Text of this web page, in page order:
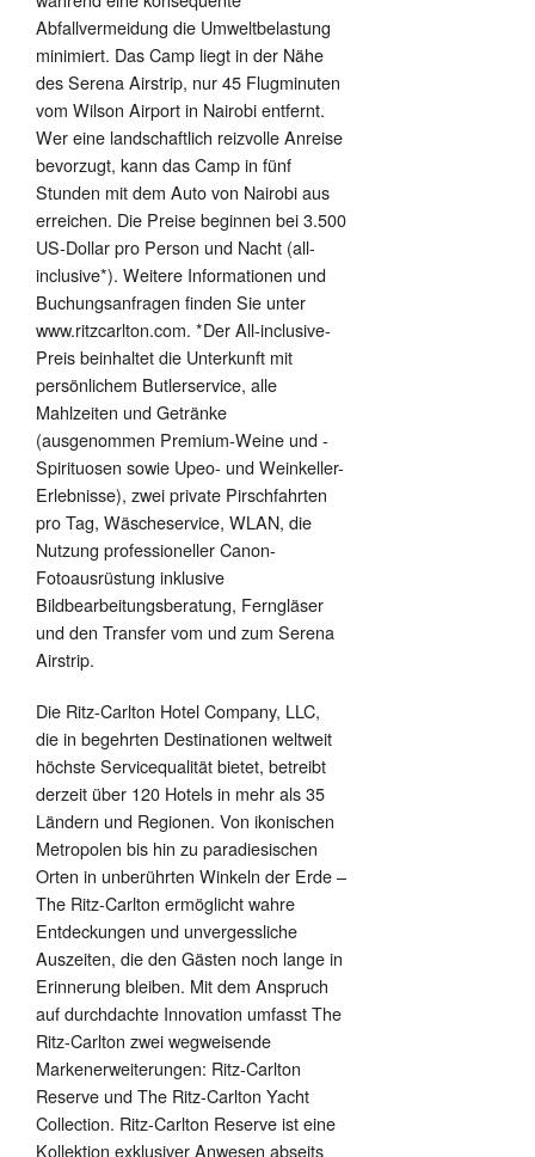
Abfallvermeidung die Umweltbelastung
minimiert. Das Camp liegt in der Nähe
des Serena Airstrip, nur 45 Flugminuten
vom Wilson Airport in Nairobi entfernt.
Wer eine landschaftlich reizvolle Anreise
bevorzugt, kann das Camp in fünf
Stunden mit dem Auto von Nairobi aus
erreichen. Die Preise beginnen bei 3.500
US-Dollar pro Person und Nacht (all-
inclusive*). Weitere Informationen und
Buchungsanfragen finden Sie unter
www.ritzcarlton.com. *Der All-inclusive-
Preis beinhaltet die Unterkunft mit
persönlichem Butlerservice, alle
Mahlzeiten und Getränke
(ausgenommen Premium-Weine und -
Spirituosen sowie Upeo- und Weinkeller-
Erlebnisse), zwei private Pirschfahrten
pro Tag, Wäscheservice, WLAN, die
Nutzung professioneller Canon-
Fotoausrüstung inklusive
Bildbearbeitungsberatung, Ferngläser
und den Transfer vom und zum Serena
Airstrip.
Die Ritz-Carlton Hotel Company, LLC,
die in begehrten Destinationen weltweit
höchste Servicequalität bietet, betreibt
derzeit über 120 Hotels in mehr als 35
Ländern und Regionen. Von ikonischen
Metropolen bis hin zu paradiesischen
Orten in unberührten Winkeln der Erde –
The Ritz-Carlton ermöglicht wahre
Entdeckungen und unvergessliche
Auszeiten, die den Gästen noch lange in
Erinnerung bleiben. Mit dem Anspruch
auf durchdachte Innovation umfasst The
Ritz-Carlton zwei wegweisende
Markenerweiterungen: Ritz-Carlton
Reserve und The Ritz-Carlton Yacht
Collection. Ritz-Carlton Reserve ist eine
Kollektion exklusiver Anwesen abseits